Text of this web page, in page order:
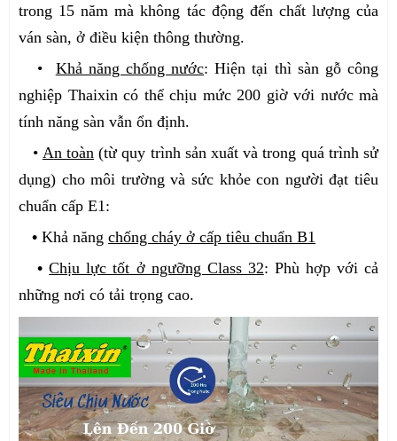
trong 15 năm mà không tác động đến chất lượng của
ván sàn, ở điều kiện thông thường.
• Khả năng chống nước: Hiện tại thì sàn gỗ công
nghiệp Thaixin có thể chịu mức 200 giờ với nước mà
tính năng sàn vẫn ổn định.
• An toàn (từ quy trình sản xuất và trong quá trình sử
dụng) cho môi trường và sức khỏe con người đạt tiêu
chuẩn cấp E1:
• Khả năng chống cháy ở cấp tiêu chuẩn B1
•Chịu lực tốt ở ngưỡng Class 32: Phù hợp với cả
những nơi có tải trọng cao.